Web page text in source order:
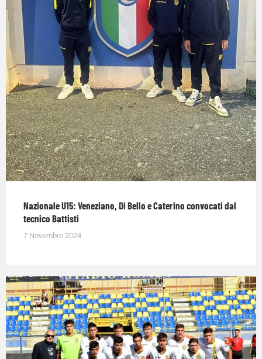
Nazionale U15: Veneziano, Di Bello e Caterino convocati dal
tecnico Battisti
7 Novembre 2024